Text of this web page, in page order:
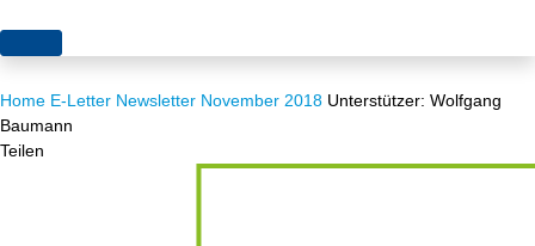
Themen
Akzeptanz
Europa
Projekte
Publikationen
Home E-Letter Newsletter November 2018 Unterstützer: Wolfgang
Baumann
Teilen